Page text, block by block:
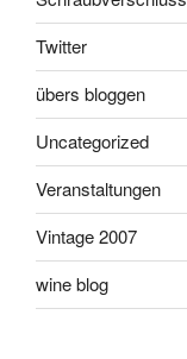
Twitter
übers bloggen
Uncategorized
Veranstaltungen
Vintage 2007
wine blog